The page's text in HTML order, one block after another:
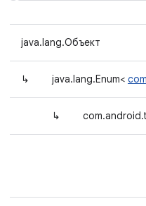
java.lang.Объект
↳ java.lang.Enum<
↳